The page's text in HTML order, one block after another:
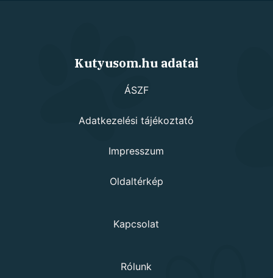
Kutyusom.hu adatai
ÁSZF
Adatkezelési tájékoztató
Impresszum
Oldaltérkép
Kapcsolat
Rólunk